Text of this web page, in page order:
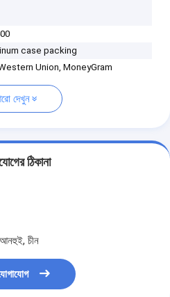
case packing
Union, MoneyGram
দেখুন
ঠিকানা
চীন